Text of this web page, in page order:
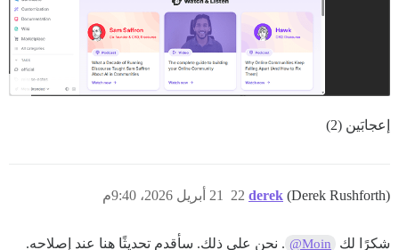
إعجابَين (2)
derek (Derek Rushforth) 21 أبريل 2026، 9:40م 22
شكرًا لك @Moin . نحن على ذلك. سأقدم تحديثًا هنا عند إصلاحه.